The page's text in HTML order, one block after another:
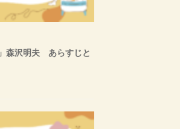
森沢明夫 あらすじと